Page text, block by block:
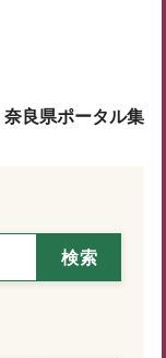
奈良県ポータル集